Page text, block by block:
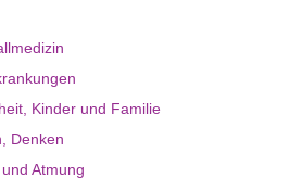
Kinder und Familie
Denken
Atmung